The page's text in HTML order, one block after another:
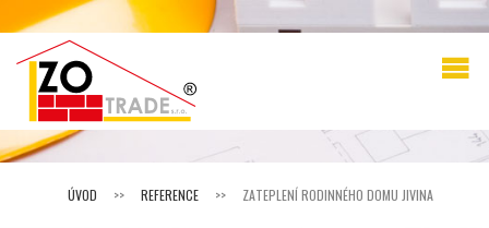
ÚVOD >> REFERENCE >> ZATEPLENÍ RODINNÉHO DOMU JIVINA